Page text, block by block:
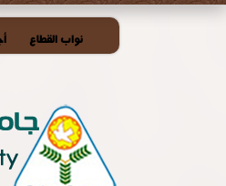
نواب القطاع